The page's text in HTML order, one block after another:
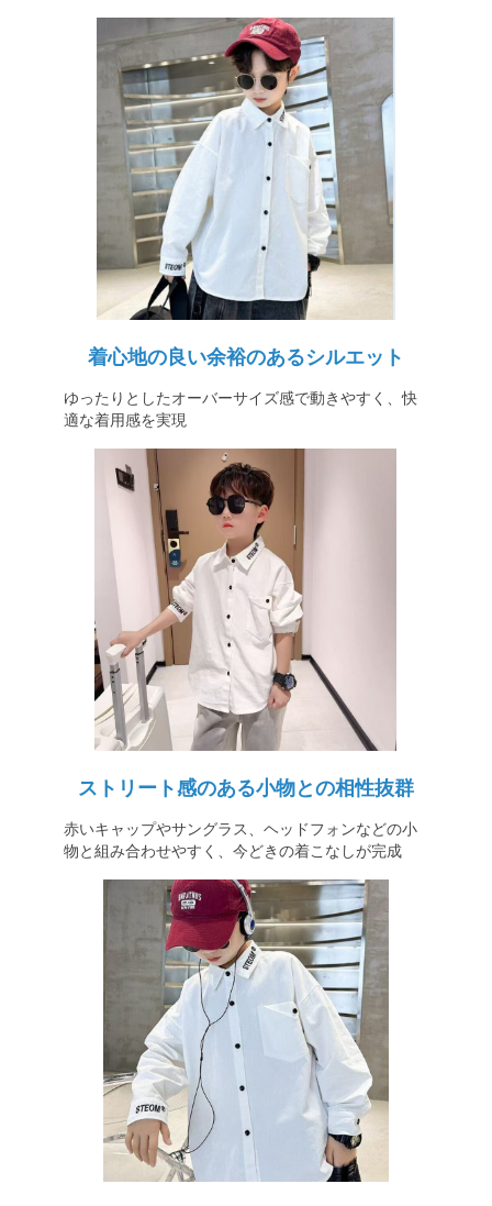
着心地の良い余裕のあるシルエット
ゆったりとしたオーバーサイズ感で動きやすく、快
適な着用感を実現
ストリート感のある小物との相性抜群
赤いキャップやサングラス、ヘッドフォンなどの小
物と組み合わせやすく、今どきの着こなしが完成